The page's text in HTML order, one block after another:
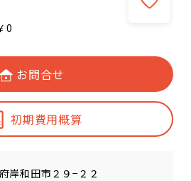
0
お問合せ
初期費用概算
岸和田市２９−２２